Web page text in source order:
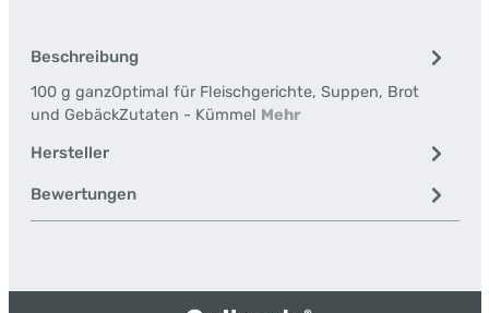
Beschreibung
100 g ganzOptimal für Fleischgerichte, Suppen, Brot
und GebäckZutaten - Kümmel Mehr
Hersteller
Bewertungen